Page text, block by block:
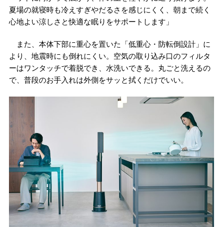
夏場の就寝時も冷えすぎやだるさを感じにくく、朝まで続く
心地よい涼しさと快適な眠りをサポートします」
また、本体下部に重心を置いた「低重心・防転倒設計」に
より、地震時にも倒れにくい。空気の取り込み口のフィルタ
ーはワンタッチで着脱でき、水洗いできる。丸ごと洗えるの
で、普段のお手入れは外側をサッと拭くだけでいい。